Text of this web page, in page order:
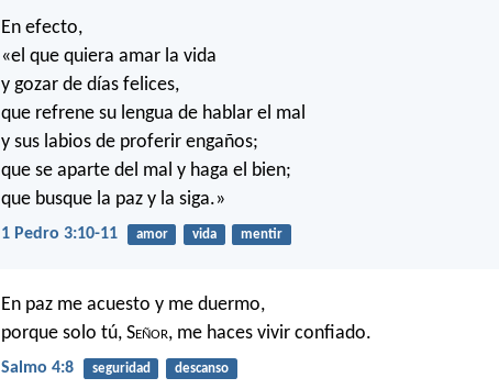
En efecto,
«el que quiera amar la vida
y gozar de días felices,
que refrene su lengua de hablar el mal
y sus labios de proferir engaños;
que se aparte del mal y haga el bien;
que busque la paz y la siga.»
1 Pedro 3:10-11 amor vida mentir
En paz me acuesto y me duermo,
porque solo tú, Señor, me haces vivir confiado.
Salmo 4:8 seguridad descanso